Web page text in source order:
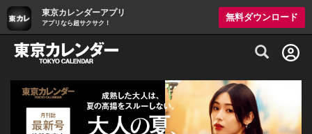
東京カレンダーアプリ
アプリなら超サクサク！
無料ダウンロード
グルメ情報・プレミアムレストラン予約